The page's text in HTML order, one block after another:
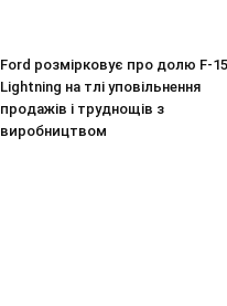
Ford розмірковує про долю F-
Lightning на тлі уповільнення
продажів і труднощів з
виробництвом